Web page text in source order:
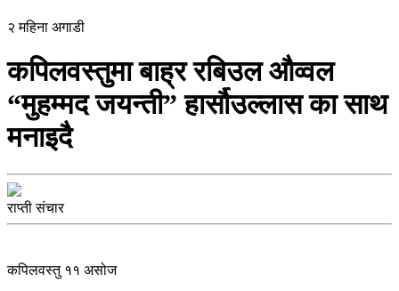
२ महिना अगाडी
कपिलवस्तुमा बाह्र रबिउल औव्वल
“मुहम्मद जयन्ती” हार्सौउल्लास का साथ
मनाइदै
राप्ती संचार
कपिलवस्तु ११ असोज